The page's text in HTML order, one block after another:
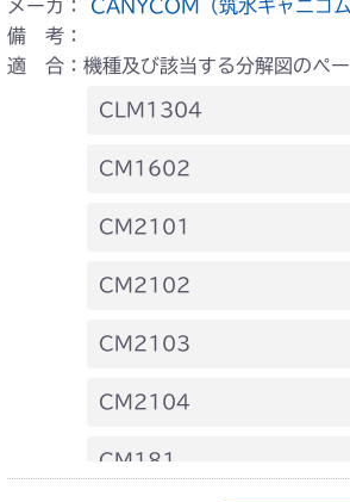
メーカ： CANYCOM（筑水キャニコム
備 考：
適 合：機種及び該当する分解図のペ
CLM1304
本体 FIG5 ミッション
CM1602
本体 FIG6 ミッション
CM2101
本体 FIG40 刈刃リンク 2(
CM2102
本体 FIG27 刈刃リンク 2
CM2103
本体 FIG29 刈刃リンク 2(
CM2104
本体 FIG26 刈刃リンク 2
CM181